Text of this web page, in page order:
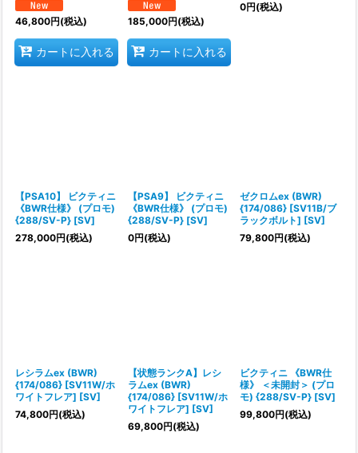
46,800円(税込)
カートに入れる
185,000円(税込)
カートに入れる
0円(税込)
【PSA10】 ビクティニ
《BWR仕様》 (プロモ)
{288/SV-P} [SV]
278,000円(税込)
【PSA9】 ビクティニ
《BWR仕様》 (プロモ)
{288/SV-P} [SV]
0円(税込)
ゼクロムex (BWR)
{174/086} [SV11B/ブ
ラックボルト] [SV]
79,800円(税込)
レシラムex (BWR)
{174/086} [SV11W/ホ
ワイトフレア] [SV]
74,800円(税込)
【状態ランクA】レシ
ラムex (BWR)
{174/086} [SV11W/ホ
ワイトフレア] [SV]
69,800円(税込)
ビクティニ 《BWR仕
様》 ＜未開封＞ (プロ
モ) {288/SV-P} [SV]
99,800円(税込)